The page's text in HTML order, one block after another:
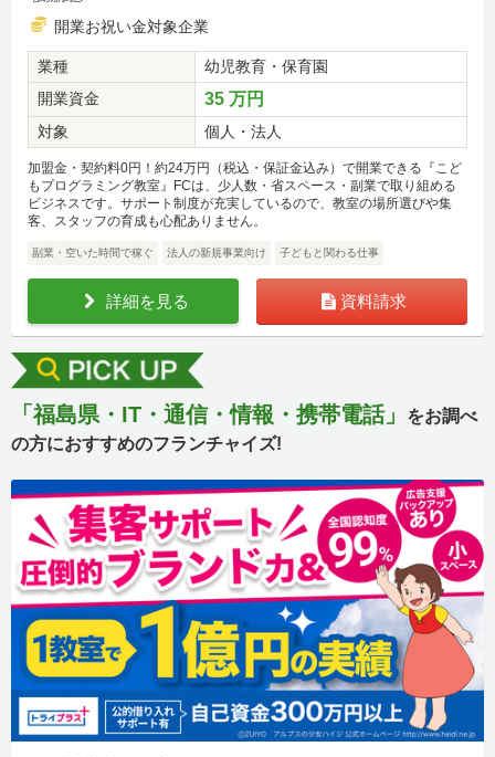
開業お祝い金対象企業
業種
幼児教育・保育園
開業資金
35 万円
対象 個人・法人
加盟金・契約料0円！約24万円（税込・保証金込み）で開業できる『こど
もプログラミング教室』FCは、少人数・省スペース・副業で取り組める
ビジネスです。サポート制度が充実しているので、教室の場所選びや集
客、スタッフの育成も心配ありません。
副業・空いた時間で稼ぐ 法人の新規事業向け 子どもと関わる仕事
詳細を見る 資料請求
「福島県・IT・通信・情報・携帯電話」
をお調べ
の方におすすめのフランチャイズ!